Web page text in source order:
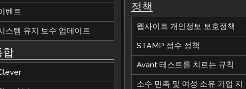
벤트
스템 유지 보수 업데이트
합
정책
웹사이트 개인정보 보호정책
STAMP 점수 정책
Avant 테스트를 치르는 규칙
소수 민족 및 여성 소유 기업 지